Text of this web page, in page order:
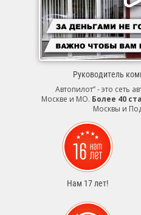
Руководитель
Автопилот” - это сеть
Москве и МО. Более 40
Москвы и
Нам 17 лет!